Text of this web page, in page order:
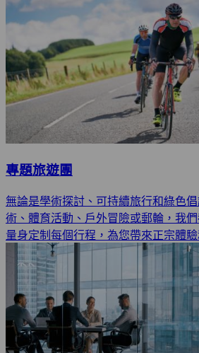
專題旅遊團
無論是學術探討、可持續旅行和綠色
術、體育活動、戶外冒險或郵輪，我
量身定制每個行程，為您帶來正宗體驗